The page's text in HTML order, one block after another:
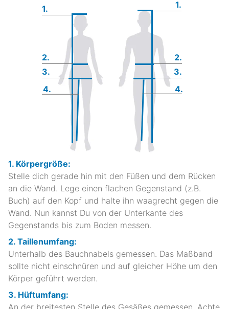
1. 1.
2.
2.
3.
3.
4.
4.
1. Körpergröße:
Stelle dich gerade hin mit den Füßen und dem Rücken
an die Wand. Lege einen flachen Gegenstand (z.B.
Buch) auf den Kopf und halte ihn waagrecht gegen die
Wand. Nun kannst Du von der Unterkante des
Gegenstands bis zum Boden messen.
2. Taillenumfang:
Unterhalb des Bauchnabels gemessen. Das Maßband
sollte nicht einschnüren und auf gleicher Höhe um den
Körper geführt werden.
3. Hüftumfang: